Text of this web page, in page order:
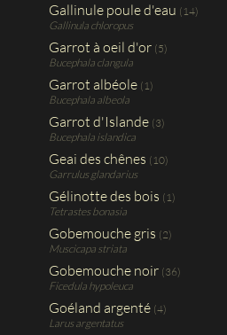
Gallinule poule d'eau (14)
Gallinula chloropus
Garrot à oeil d'or (5)
Bucephala clangula
Garrot albéole (1)
Bucephala albeola
Garrot d'Islande (3)
Bucephala islandica
Geai des chênes (10)
Garrulus glandarius
Gélinotte des bois (1)
Tetrastes bonasia
Gobemouche gris (2)
Muscicapa striata
Gobemouche noir (36)
Ficedula hypoleuca
Goéland argenté (4)
Larus argentatus